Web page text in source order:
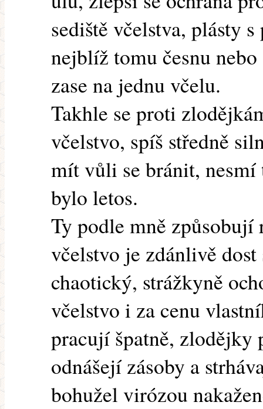
sediště včelstva, plásty
nejblíž tomu česnu
zase na jednu včelu.
Takhle se proti
včelstvo, spíš středně
mít vůli se bránit,
bylo letos.
Ty podle mně
včelstvo je zdánlivě
chaotický, strážkyně
včelstvo i za cenu
pracují špatně, zlodějky
odnášejí zásoby a
bohužel virózou